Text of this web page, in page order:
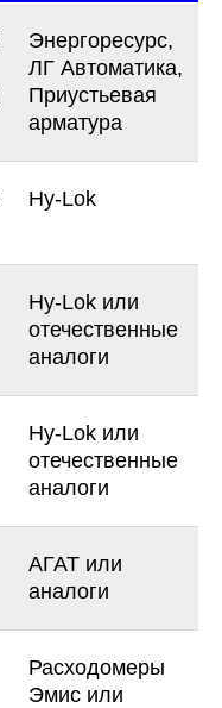
Энергоресурс,
ЛГ Автоматика,
Приустьевая
арматура
Hy-Lok
Hy-Lok или
отечественные
аналоги
Hy-Lok или
отечественные
аналоги
АГАТ или
аналоги
Расходомеры
Эмис или